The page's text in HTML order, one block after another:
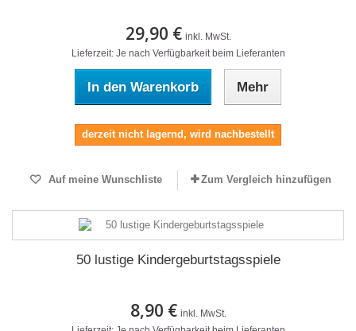
29,90 € inkl. MwSt.
Lieferzeit: Je nach Verfügbarkeit beim Lieferanten
In den Warenkorb Mehr
derzeit nicht lagernd, wird nachbestellt
Auf meine Wunschliste Zum Vergleich hinzufügen
50 lustige Kindergeburtstagsspiele
8,90 € inkl. MwSt.